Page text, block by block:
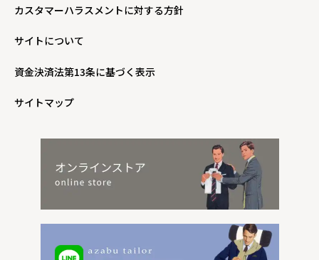
カスタマーハラスメントに対する方針
サイトについて
資金決済法第13条に基づく表示
サイトマップ